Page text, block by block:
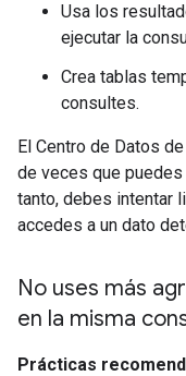
Usa los
ejecutar la
Crea tablas
consultes.
El Centro de Datos
de veces que
tanto, debes intentar
accedes a un dato
No uses más
en la misma
Prácticas